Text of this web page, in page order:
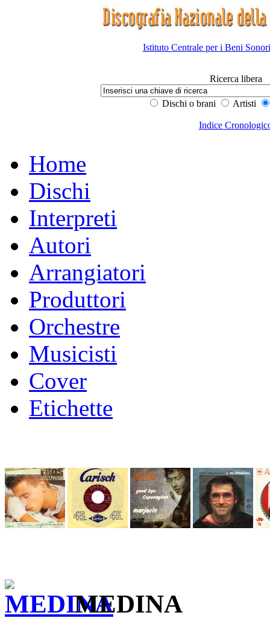
Istituto Centrale per i Beni
Ricerca libera
Dischi o brani Artisti
Indice
Home
Dischi
Interpreti
Autori
Arrangiatori
Produttori
Orchestre
Musicisti
Cover
Etichette
MEDINA